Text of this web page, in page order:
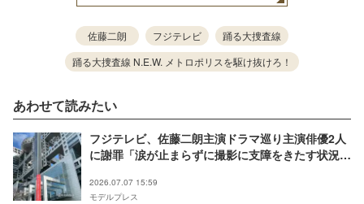
佐藤二朗 フジテレビ
踊る大捜査線
踊る大捜査線 N.E.W. メトロポリスを駆け抜けろ！
あわせて読みたい
フジテレビ、佐藤二朗主演ドラマ巡り主演俳優2人
に謝罪「涙が止まらずに撮影に支障をきたす状況
2026.07.07 15:59
モデルプレス